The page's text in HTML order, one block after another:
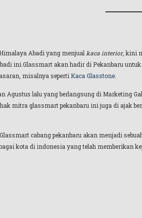
Abadi yang menjual kaca interior, kini
ini.Glassmart akan hadir di Pekanbaru
misalnya seperti Kaca Glasstone
Agustus lalu yang berlangsung di Marketing
mitra glassmart pekanbaru ini juga di ajak
cabang pekanbaru akan menjadi
kota di indonesia yang telah memberikan